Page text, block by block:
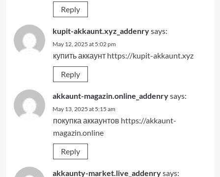
Reply
kupit-akkaunt.xyz_addenrysays:
May 12, 2025 at 5:02 pm
купить аккаунт https://kupit-akkaunt.xyz
Reply
akkaunt-magazin.online_addenrysays:
May 13, 2025 at 5:15 am
покупка аккаунтов https://akkaunt-
magazin.online
Reply
akkaunty-market.live_addenrysays: